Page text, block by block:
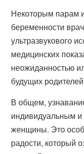
Некоторым парам
беременности
ультразвукового
медицинских
неожиданностью
будущих
В общем,
индивидуальным
женщины. Это
радости, который